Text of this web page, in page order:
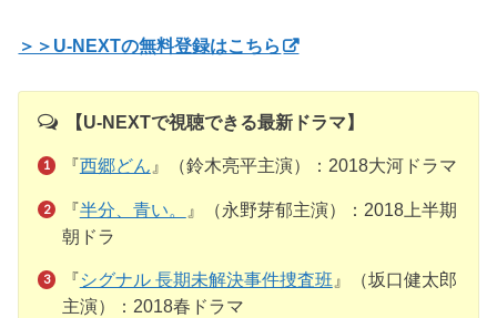
＞＞U-NEXTの無料登録はこちら
【U-NEXTで視聴できる最新ドラマ】
『西郷どん 』（鈴木亮平主演）：2018大河ドラマ
『半分、青い。
』（永野芽郁主演）：2018上半期
朝ドラ
『シグナル 長期未解決事件捜査班 』（坂口健太郎
主演）：2018春ドラマ